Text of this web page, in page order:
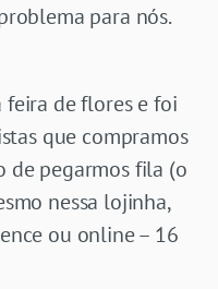
para nós.
feira de flores e foi
que compramos
de pegarmos fila (o
nessa lojinha,
ou online – 16